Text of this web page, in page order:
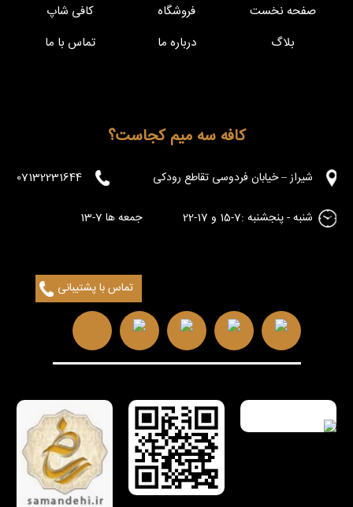
تماس با پشتیبانی
صفحه نخست فروشگاه
کافی شاپ
بلاگ
درباره ما تماس با ما
کافه سه میم کجاست؟
شیراز – خیابان فردوسی تقاطع رودکی 07132231644
شنبه - پنجشنبه :7-15 و 17-22 جمعه ها 7-13